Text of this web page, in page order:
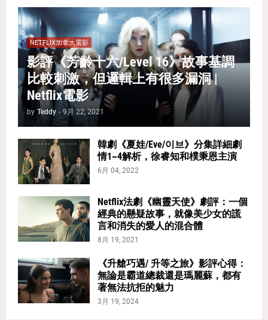
NETFLIX加拿大電影
影評《芳齡十六/Level 16》故事基調
比較刺激，但邏輯上有很多漏洞 |
Netflix電影
by Teddy - 9月 22, 2021
韓劇《夏娃/Eve/이브》分集詳細劇
情1~4解析，徐睿知和樸秉恩主演
6月 04, 2022
Netflix法劇《幽靈天使》劇評：一個
經典的懸疑故事，就像美少女的謊
言和消失的愛人的混合體
8月 19, 2021
《升艙巧遇/ 升等之旅》影評心得：
無論是霸道總裁還是瑪麗蘇，都有
著無法抗拒的魅力
3月 19, 2024